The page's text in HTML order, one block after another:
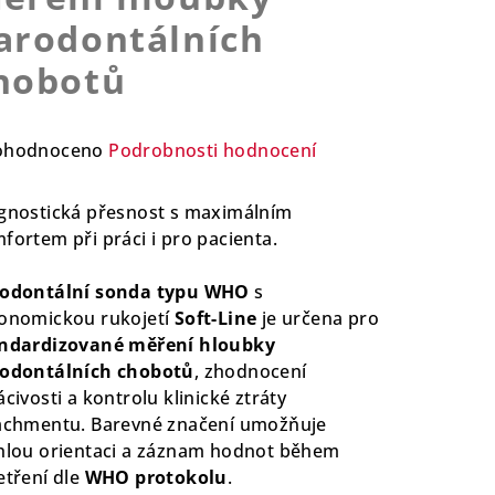
Podrobnosti hodnocení
přesnost s maximálním
při práci i pro pacienta.
sonda typu WHO s
rukojetíSoft-Line je určena pro
měření hloubky
chobotů, zhodnocení
a kontrolu klinické ztráty
Barevné značení umožňuje
orientaci a záznam hodnot během
dle WHO protokolu.